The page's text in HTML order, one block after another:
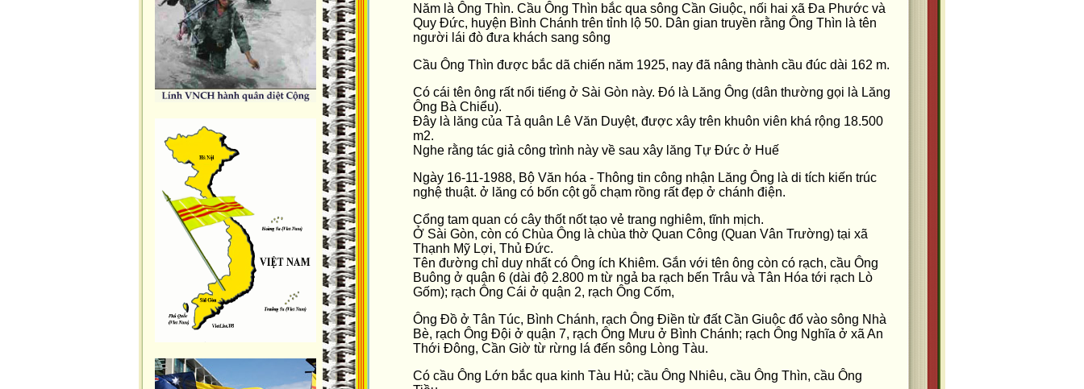
Năm là Ông Thìn. Cầu Ông Thìn bắc qua sông Cần Giuộc, nối hai xã Đa Phước và
Quy Đức, huyện Bình Chánh trên tỉnh lộ 50. Dân gian truyền rằng Ông Thìn là tên
người lái đò đưa khách sang sông
Cầu Ông Thìn được bắc dã chiến năm 1925, nay đã nâng thành cầu đúc dài 162 m.
Có cái tên ông rất nổi tiếng ở Sài Gòn này. Đó là Lăng Ông (dân thường gọi là Lăng
Ông Bà Chiểu).
Đây là lăng của Tả quân Lê Văn Duyệt, được xây trên khuôn viên khá rộng 18.500
m2.
Nghe rằng tác giả công trình này về sau xây lăng Tự Đức ở Huế
Ngày 16-11-1988, Bộ Văn hóa - Thông tin công nhận Lăng Ông là di tích kiến trúc
nghệ thuật. ở lăng có bốn cột gỗ chạm rồng rất đẹp ở chánh điện.
Cổng tam quan có cây thốt nốt tạo vẻ trang nghiêm, tĩnh mịch.
Ở Sài Gòn, còn có Chùa Ông là chùa thờ Quan Công (Quan Vân Trường) tại xã
Thạnh Mỹ Lợi, Thủ Đức.
Tên đường chỉ duy nhất có Ông ích Khiêm. Gắn với tên ông còn có rạch, cầu Ông
Buông ở quận 6 (dài độ 2.800 m từ ngả ba rạch bến Trâu và Tân Hóa tới rạch Lò
Gốm); rạch Ông Cái ở quận 2, rạch Ông Cốm,
Ông Đồ ở Tân Túc, Bình Chánh, rạch Ông Điền từ đất Cần Giuộc đổ vào sông Nhà
Bè, rạch Ông Đội ở quận 7, rạch Ông Mưu ở Bình Chánh; rạch Ông Nghĩa ở xã An
Thới Đông, Cần Giờ từ rừng lá đến sông Lòng Tàu.
Có cầu Ông Lớn bắc qua kinh Tàu Hủ; cầu Ông Nhiêu, cầu Ông Thìn, cầu Ông